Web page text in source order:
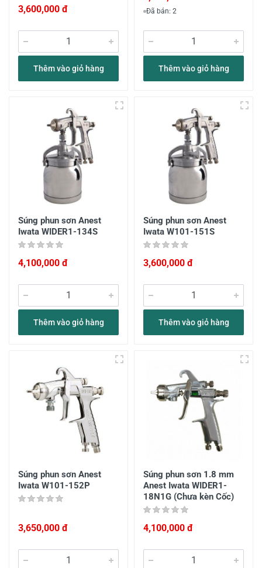
3,600,000 đ
Thêm vào giỏ hàng
Đã bán: 2
Thêm vào giỏ hàng
Súng phun sơn Anest
Iwata WIDER1-134S
4,100,000 đ
Thêm vào giỏ hàng
Súng phun sơn Anest
Iwata W101-151S
3,600,000 đ
Thêm vào giỏ hàng
Súng phun sơn Anest
Iwata W101-152P
3,650,000 đ
Súng phun sơn 1.8 mm
Anest Iwata WIDER1-
18N1G (Chưa kèn Cốc)
4,100,000 đ